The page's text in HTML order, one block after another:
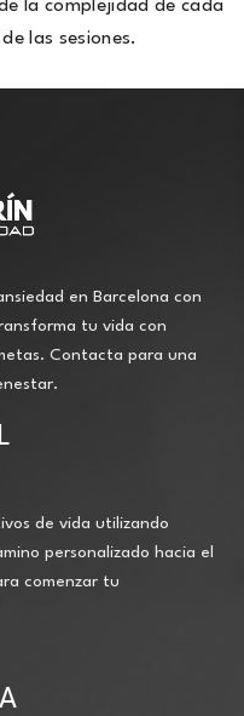
la complejidad de cada
las sesiones.
en Barcelona con
tu vida con
Contacta para una
de vida utilizando
personalizado hacia el
comenzar tu